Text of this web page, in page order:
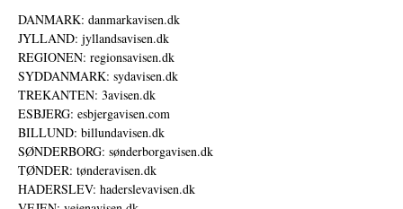
DANMARK: danmarkavisen.dk
JYLLAND: jyllandsavisen.dk
REGIONEN: regionsavisen.dk
SYDDANMARK: sydavisen.dk
TREKANTEN: 3avisen.dk
ESBJERG: esbjergavisen.com
BILLUND: billundavisen.dk
SØNDERBORG: sønderborgavisen.dk
TØNDER: tønderavisen.dk
HADERSLEV: haderslevavisen.dk